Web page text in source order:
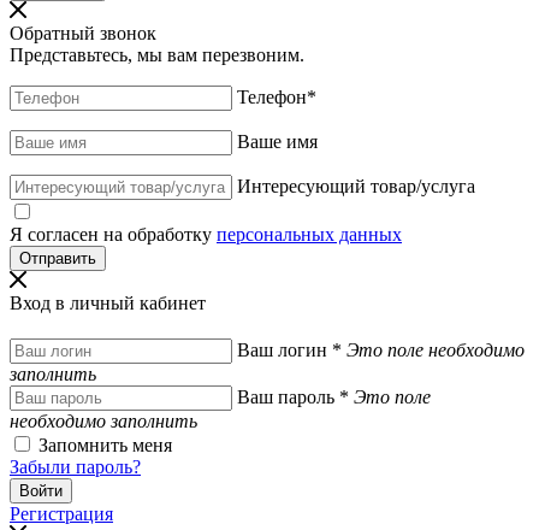
Обратный звонок
Представьтесь, мы вам перезвоним.
Телефон*
Ваше имя
Интересующий товар/услуга
Я согласен на обработку персональных данных
Вход в личный кабинет
Ваш логин * Это поле необходимо
заполнить
Ваш пароль * Это поле
необходимо заполнить
Запомнить меня
Забыли пароль?
Регистрация